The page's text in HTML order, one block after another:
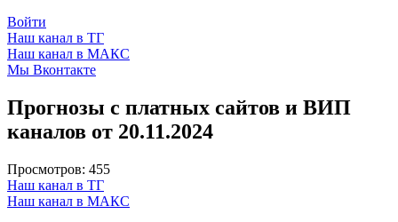
Войти
Наш канал в ТГ
Наш канал в МАКС
Мы Вконтакте
Прогнозы с платных сайтов и ВИП
каналов от 20.11.2024
Просмотров: 455
Наш канал в ТГ
Наш канал в МАКС